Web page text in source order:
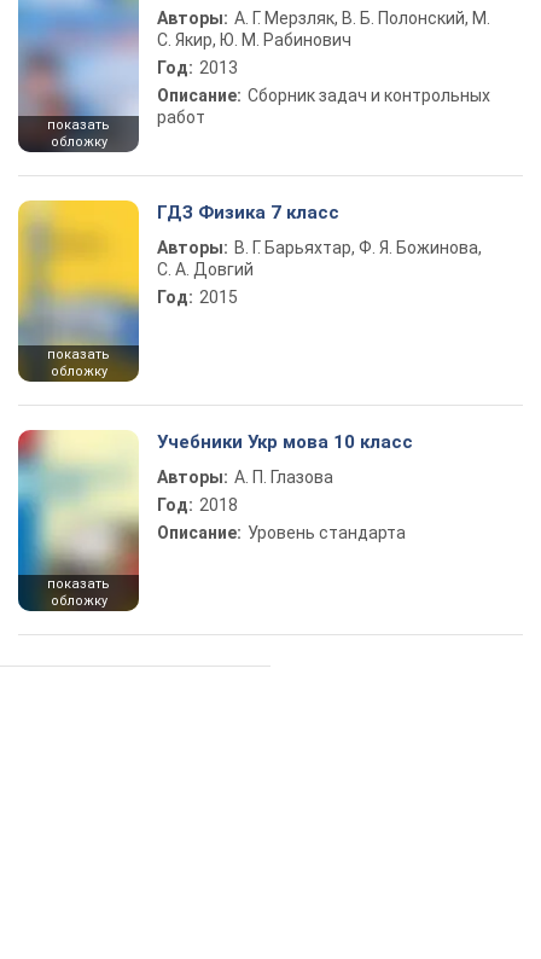
показать
обложку
Авторы: А. Г. Мерзляк, В. Б. Полонский, М.
С. Якир, Ю. М. Рабинович
Год: 2013
Описание: Сборник задач и контрольных
работ
показать
обложку
ГДЗ Физика 7 класс
Авторы: В. Г. Барьяхтар, Ф. Я. Божинова,
С. А. Довгий
Год: 2015
показать
обложку
Учебники Укр мова 10 класс
Авторы: А. П. Глазова
Год: 2018
Описание: Уровень стандарта